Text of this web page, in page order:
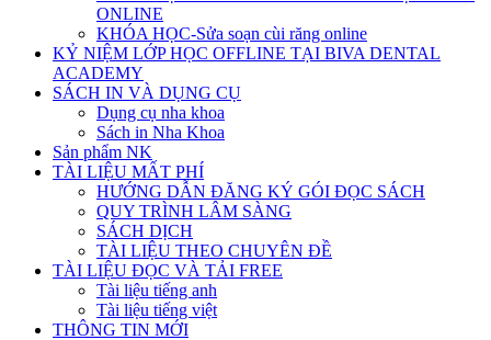
ONLINE
KHÓA HỌC-Sửa soạn cùi răng online
KỶ NIỆM LỚP HỌC OFFLINE TẠI BIVA DENTAL
ACADEMY
SÁCH IN VÀ DỤNG CỤ
Dụng cụ nha khoa
Sách in Nha Khoa
Sản phẩm NK
TÀI LIỆU MẤT PHÍ
HƯỚNG DẪN ĐĂNG KÝ GÓI ĐỌC SÁCH
QUY TRÌNH LÂM SÀNG
SÁCH DỊCH
TÀI LIỆU THEO CHUYÊN ĐỀ
TÀI LIỆU ĐỌC VÀ TẢI FREE
Tài liệu tiếng anh
Tài liệu tiếng việt
THÔNG TIN MỚI